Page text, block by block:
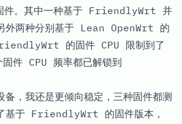
件。其中一种基于 FriendlyWrt 并
外两种分别基于 Lean OpenWrt 的
的固件 CPU 限制到了
件 CPU 频率都已解锁到
备，我还是更倾向稳定，三种固件都测
基于 FriendlyWrt 的固件版本，